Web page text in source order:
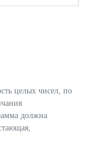
целых чисел, по
должна